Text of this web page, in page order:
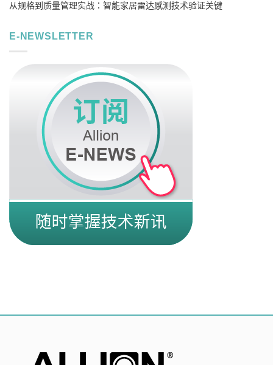
从规格到质量管理实战：智能家居雷达感测技术验证关键
E-NEWSLETTER